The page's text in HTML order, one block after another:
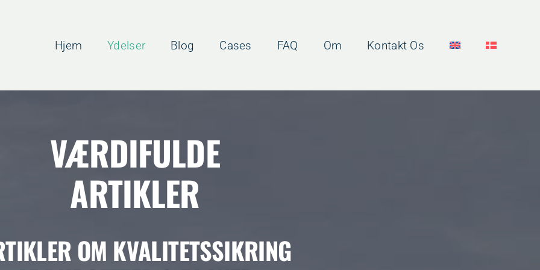
Hjem Ydelser Blog Cases FAQ Om Kontakt Os
VÆRDIFULDE
ARTIKLER
OM KVALITETSSIKRING